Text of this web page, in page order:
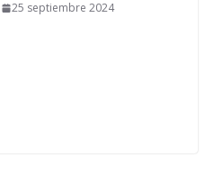
25 septiembre 2024